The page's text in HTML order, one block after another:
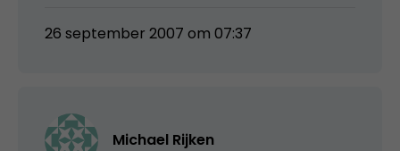
26 september 2007 om 07:37
Michael Rijken